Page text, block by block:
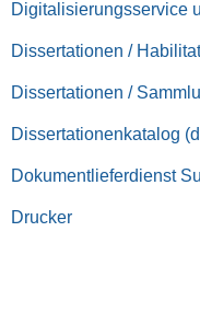
Digitalisierungsservice
Dissertationen /
Dissertationen /
Dissertationenkatalog
Dokumentlieferdienst
Drucker